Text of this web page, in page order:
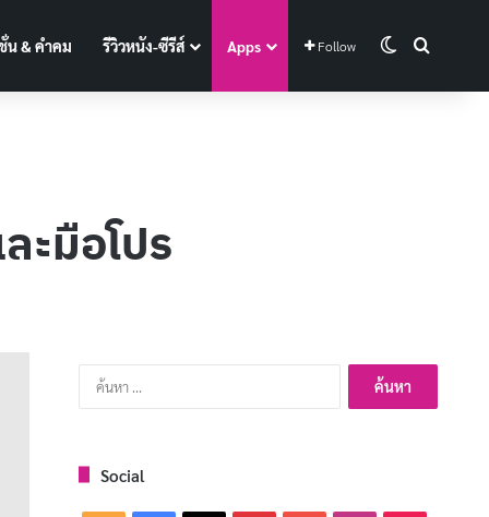
น & คำคม รีวิวหนัง-ซีรีส์ Apps Follow Switch skin
ะมือโปร
ค้นหา
สำหรับ:
Social